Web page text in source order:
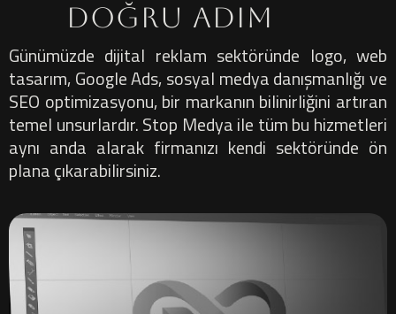
DOĞRU ADIM
Günümüzde dijital reklam sektöründe logo, web
tasarım, Google Ads, sosyal medya danışmanlığı ve
SEO optimizasyonu, bir markanın bilinirliğini artıran
temel unsurlardır. Stop Medya ile tüm bu hizmetleri
aynı anda alarak firmanızı kendi sektöründe ön
plana çıkarabilirsiniz.